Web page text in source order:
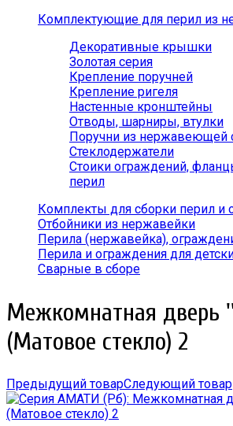
Комплектующие для перил из
Декоративные крышки
Золотая серия
Крепление поручней
Крепление ригеля
Настенные кронштейны
Отводы, шарниры, втулки
Поручни из нержавеющей
Стеклодержатели
Стоики ограждений,
перил
Комплекты для сборки перил и
Отбойники из нержавейки
Перила (нержавейка),
Перила и ограждения для
Сварные в сборе
Межкомнатная дверь
(Матовое стекло) 2
Предыдущий товарСледующий товар